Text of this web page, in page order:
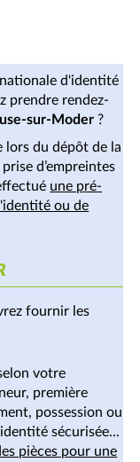
d'identité
prendre rendez-
sur-Moder?
lors du dépôt de la
d’empreintes
une pré-
ou de
fournir les
votre
première
possession ou
sécurisée...
pièces pour une